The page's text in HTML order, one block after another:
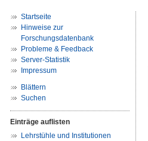
Startseite
Hinweise zur
Forschungsdatenbank
Probleme & Feedback
Server-Statistik
Impressum
Blättern
Suchen
Einträge auflisten
Lehrstühle und Institutionen